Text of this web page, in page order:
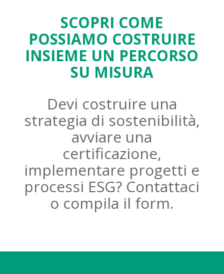
SCOPRI COME
POSSIAMO COSTRUIRE
INSIEME UN PERCORSO
SU MISURA
Devi costruire una
strategia di sostenibilità,
avviare una
certificazione,
implementare progetti e
processi ESG? Contattaci
o compila il form.